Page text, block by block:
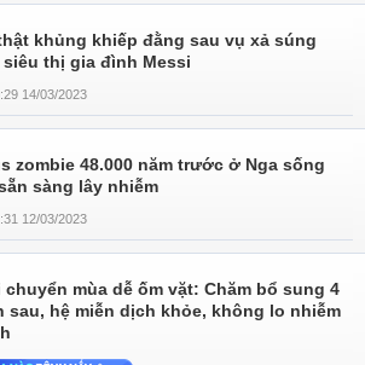
khủng khiếp đằng sau vụ xả súng
siêu thị gia đình Messi
14/03/2023
zombie 48.000 năm trước ở Nga sống
sàng lây nhiễm
12/03/2023
chuyển mùa dễ ốm vặt: Chăm bổ sung 4
sau, hệ miễn dịch khỏe, không lo nhiễm